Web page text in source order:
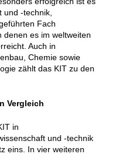
und -technik,
Fach
denen es im weltweiten
Auch in
Chemie sowie
zählt das KIT zu den
Vergleich
in
und -technik
eins. In vier weiteren